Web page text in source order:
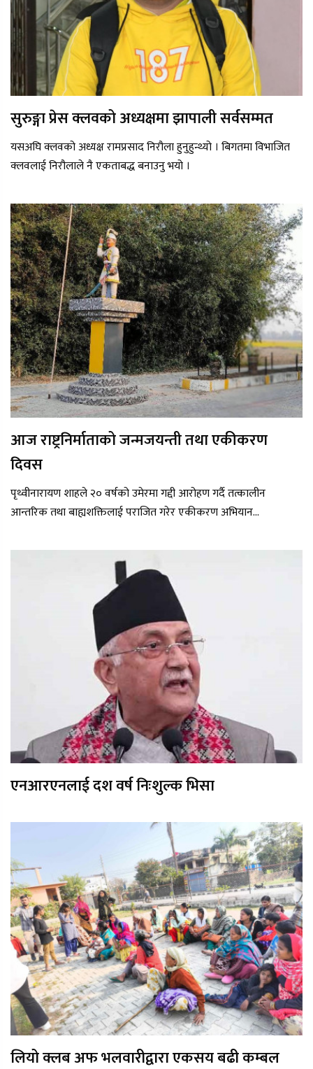
सुरुङ्गा प्रेस क्लवको अध्यक्षमा झापाली सर्वसम्मत
यसअघि क्लवको अध्यक्ष रामप्रसाद निरौला हुनुहुन्थ्यो । बिगतमा विभाजित
क्लवलाई निरौलाले नै एकताबद्ध बनाउनु भयो ।
आज राष्ट्रनिर्माताको जन्मजयन्ती तथा एकीकरण
दिवस
पृथ्वीनारायण शाहले २० वर्षको उमेरमा गद्दी आरोहण गर्दै तत्कालीन
आन्तरिक तथा बाह्यशक्तिलाई पराजित गरेर एकीकरण अभियान...
एनआरएनलाई दश वर्ष निःशुल्क भिसा
लियो क्लब अफ भलवारीद्वारा एकसय बढी कम्बल